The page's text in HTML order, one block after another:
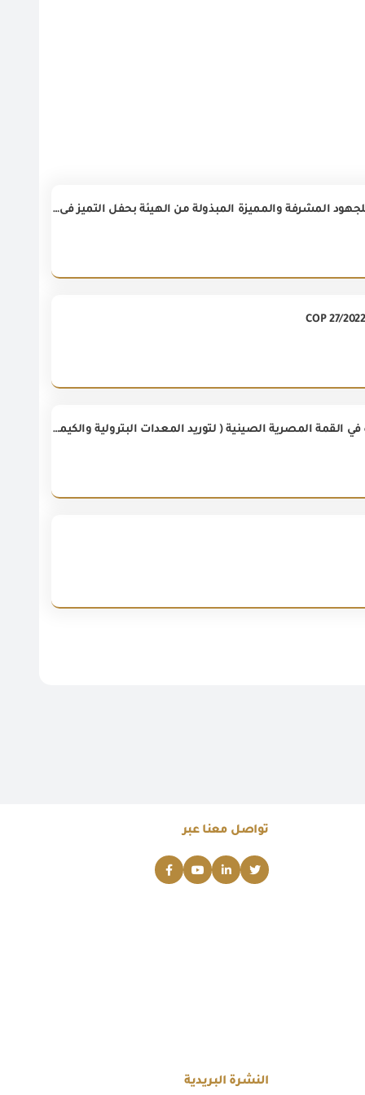
تكريم المهندس عصام النجار رئيس الهيئة العامة للرقابة على الصادرات والواردات للجهود المشرفة والمميزة المبذولة من الهيئة بحفل التميز فى التصدير الهندسى EXXA-٢٠٢٣ بالقصر الرئاسى بـ عابدين
رئيس الهيئة العامة للرقابة على الصادرات الواردات يستقبل الوفد الصيني المشارك في القمة المصرية الصينية ( لتوريد المعدات البترولية والكيمائية CSSOPE ) مصر ٢٠٢٣ بالمقر الرئيسي
تواصل معنا عبر
النشرة البريدية